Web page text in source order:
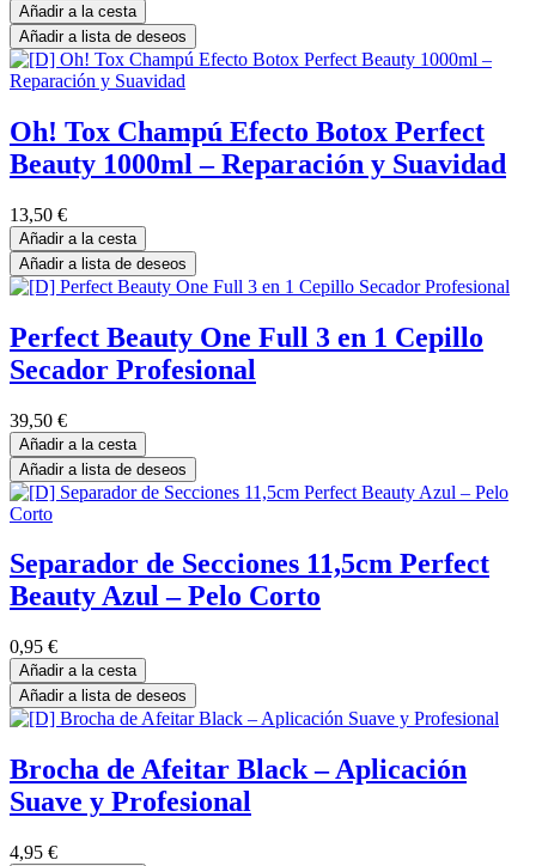
Añadir a la cesta
Añadir a lista de deseos
Oh! Tox Champú Efecto Botox Perfect
Beauty 1000ml – Reparación y Suavidad
13,50 €
Añadir a la cesta
Añadir a lista de deseos
Perfect Beauty One Full 3 en 1 Cepillo
Secador Profesional
39,50 €
Añadir a la cesta
Añadir a lista de deseos
Separador de Secciones 11,5cm Perfect
Beauty Azul – Pelo Corto
0,95 €
Añadir a la cesta
Añadir a lista de deseos
Brocha de Afeitar Black – Aplicación
Suave y Profesional
4,95 €